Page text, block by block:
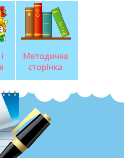
Методична
сторінка